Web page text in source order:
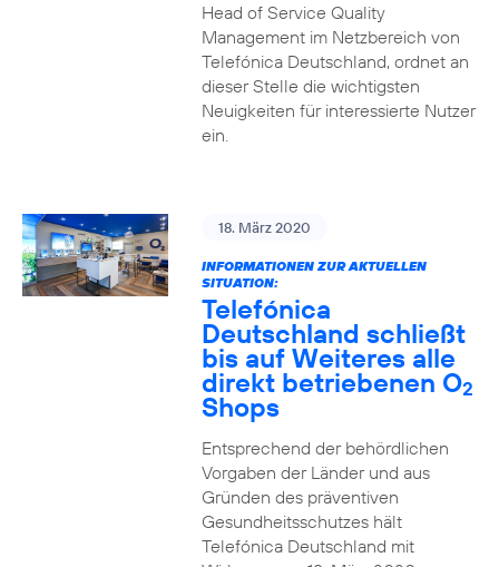
Head of Service Quality
Management im Netzbereich von
Telefónica Deutschland, ordnet an
dieser Stelle die wichtigsten
Neuigkeiten für interessierte Nutzer
ein.
18. März 2020
INFORMATIONEN ZUR AKTUELLEN
SITUATION:
Telefónica
Deutschland schließt
bis auf Weiteres alle
direkt betriebenen O2
Shops
Entsprechend der behördlichen
Vorgaben der Länder und aus
Gründen des präventiven
Gesundheitsschutzes hält
Telefónica Deutschland mit